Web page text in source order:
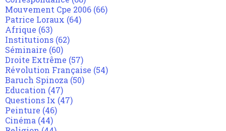
Mouvement Cpe 2006 (66)
Patrice Loraux (64)
Afrique (63)
Institutions (62)
Séminaire (60)
Droite Extrême (57)
Révolution Française (54)
Baruch Spinoza (50)
Education (47)
Questions Ix (47)
Peinture (46)
Cinéma (44)